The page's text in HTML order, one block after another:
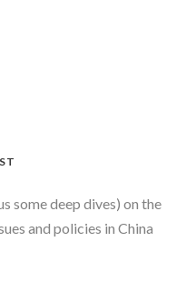
some deep dives) on the
and policies in China